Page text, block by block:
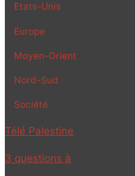
Etats-Unis
Europe
Moyen-Orient
Nord-Sud
Société
Télé Palestine
3 questions à